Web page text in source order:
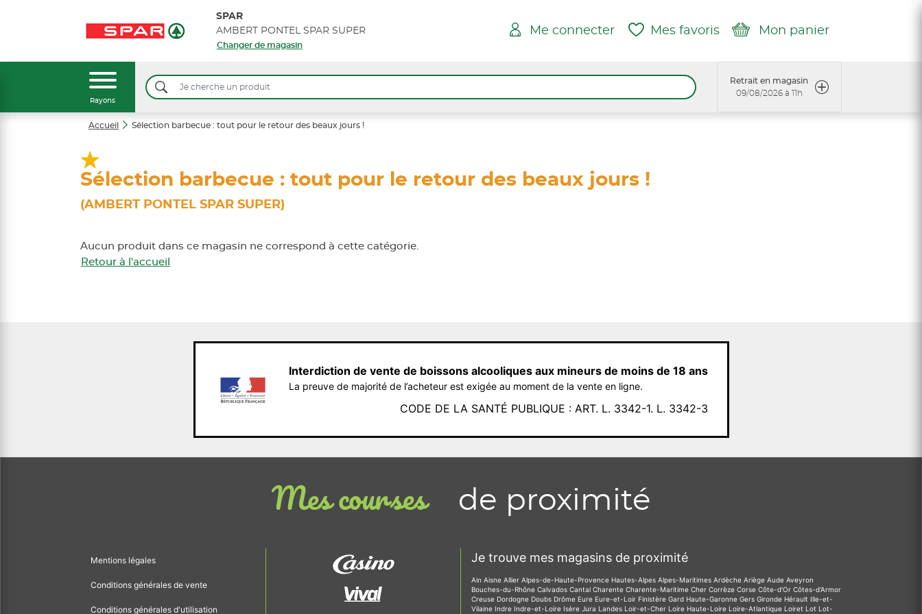
SPAR
AMBERT PONTEL SPAR SUPER
Changer de magasin
Me connecter Mes favoris Mon panier
Rayons
Retrait en magasin
09/08/2026 à 11h
Accueil Sélection barbecue : tout pour le retour des beaux jours !
Sélection barbecue : tout pour le retour des beaux jours !
(AMBERT PONTEL SPAR SUPER)
Aucun produit dans ce magasin ne correspond à cette catégorie.
Retour à l'accueil
Interdiction de vente de boissons alcooliques aux mineurs de moins de 18 ans
La preuve de majorité de l’acheteur est exigée au moment de la vente en ligne.
CODE DE LA SANTÉ PUBLIQUE : ART. L. 3342-1. L. 3342-3
Mes courses de proximité
Mentions légales
Conditions générales de vente
Conditions générales d'utilisation
Je trouve mes magasins de proximité
Ain Aisne Allier Alpes-de-Haute-Provence Hautes-Alpes Alpes-Maritimes Ardèche Ariège Aude Aveyron
Bouches-du-Rhône Calvados Cantal Charente Charente-Maritime Cher Corrèze Corse Côte-d'Or Côtes-d'Armor
Creuse Dordogne Doubs Drôme Eure Eure-et-Loir Finistère Gard Haute-Garonne Gers Gironde Hérault Ille-et-
Vilaine Indre Indre-et-Loire Isère Jura Landes Loir-et-Cher Loire Haute-Loire Loire-Atlantique Loiret Lot Lot-